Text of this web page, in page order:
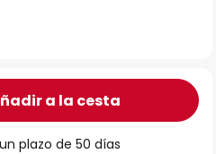
a la cesta
plazo de 50 días